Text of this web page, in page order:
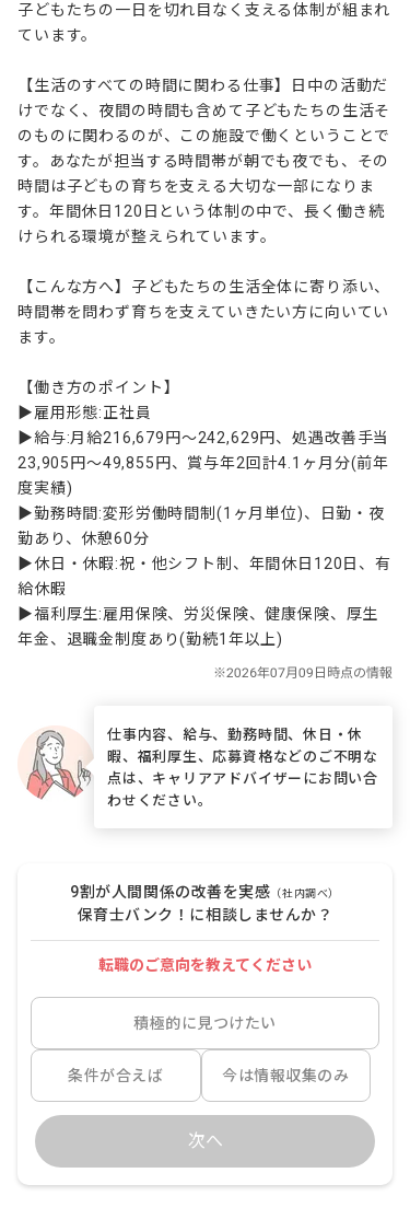
子どもたちの一日を切れ目なく支える体制が組まれ
ています。
【生活のすべての時間に関わる仕事】日中の活動だ
けでなく、夜間の時間も含めて子どもたちの生活そ
のものに関わるのが、この施設で働くということで
す。あなたが担当する時間帯が朝でも夜でも、その
時間は子どもの育ちを支える大切な一部になりま
す。年間休日120日という体制の中で、長く働き続
けられる環境が整えられています。
【こんな方へ】子どもたちの生活全体に寄り添い、
時間帯を問わず育ちを支えていきたい方に向いてい
ます。
【働き方のポイント】
▶雇用形態:正社員
▶給与:月給216,679円～242,629円、処遇改善手当
23,905円～49,855円、賞与年2回計4.1ヶ月分(前年
度実績)
▶勤務時間:変形労働時間制(1ヶ月単位)、日勤・夜
勤あり、休憩60分
▶休日・休暇:祝・他シフト制、年間休日120日、有
給休暇
▶福利厚生:雇用保険、労災保険、健康保険、厚生
年金、退職金制度あり(勤続1年以上)
仕事内容、給与、勤務時間、休日・休
暇、福利厚生、応募資格などのご不明な
点は、キャリアアドバイザーにお問い合
わせください。
9割が人間関係の改善を実感 （社内調べ）
保育士バンク！に相談しませんか？
転職のご意向を教えてください
積極的に見つけたい
条件が合えば 今は情報収集のみ
次へ